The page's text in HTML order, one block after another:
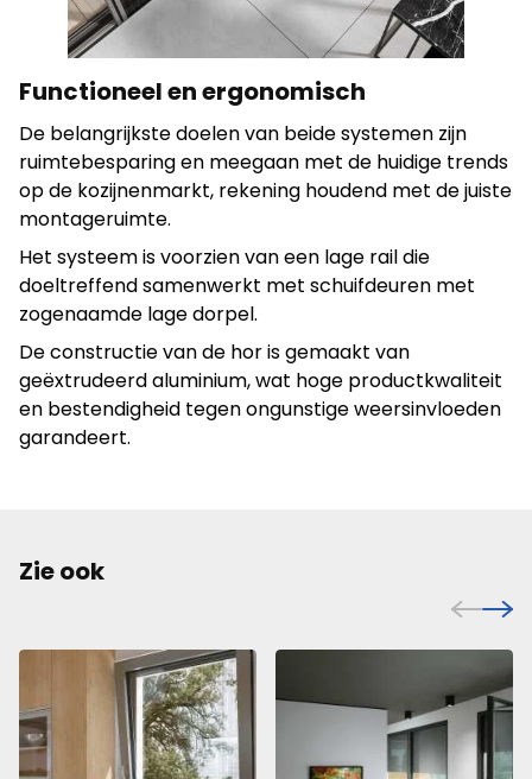
Statistieken
Statistische cookies helpen website-eigenaren te
begrijpen hoe verschillende gebruikers zich op de site
gedragen door anonieme informatie te verzamelen en
te rapporteren.
Mijn voorkeuren opslaan
Alles accepteren
Functioneel en ergonomisch
De belangrijkste doelen van beide systemen zijn
ruimtebesparing en meegaan met de huidige trends
op de kozijnenmarkt, rekening houdend met de juiste
montageruimte.
Het systeem is voorzien van een lage rail die
doeltreffend samenwerkt met schuifdeuren met
zogenaamde lage dorpel.
De constructie van de hor is gemaakt van
geëxtrudeerd aluminium, wat hoge productkwaliteit
en bestendigheid tegen ongunstige weersinvloeden
garandeert.
Zie ook